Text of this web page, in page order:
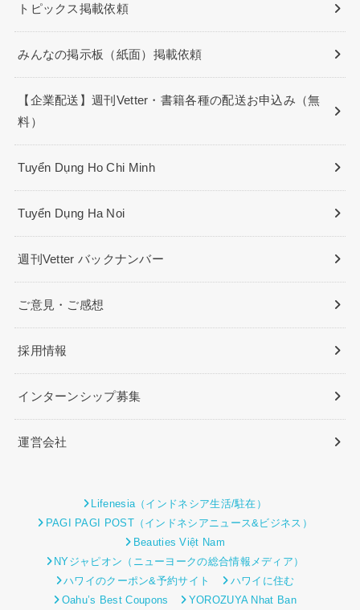
トピックス掲載依頼
みんなの掲示板（紙面）掲載依頼
【企業配送】週刊Vetter・書籍各種の配送お申込み（無
料）
Tuyển Dụng Ho Chi Minh
Tuyển Dụng Ha Noi
週刊Vetter バックナンバー
ご意見・ご感想
採用情報
インターンシップ募集
運営会社
Lifenesia（インドネシア生活/駐在）
PAGI PAGI POST（インドネシアニュース&ビジネス）
Beauties Việt Nam
NYジャピオン（ニューヨークの総合情報メディア）
ハワイのクーポン&予約サイト
ハワイに住む
Oahu’s Best Coupons
YOROZUYA Nhat Ban